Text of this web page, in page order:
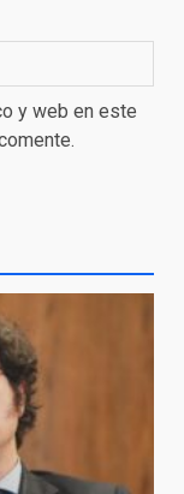
y web en este